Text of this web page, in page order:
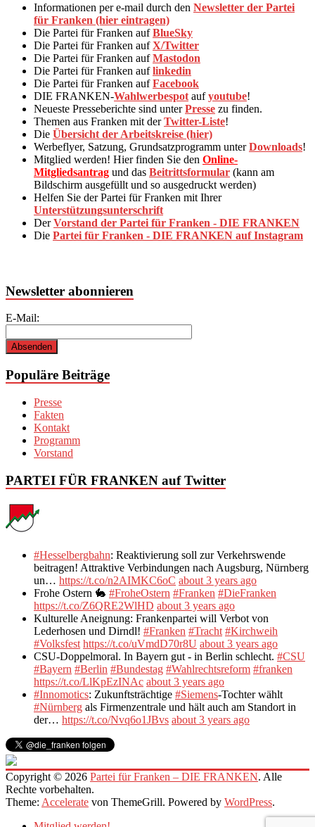
Informationen per e-mail durch den Newsletter der Partei
für Franken (hier eintragen)
Die Partei für Franken aufBlueSky
Die Partei für Franken aufX/Twitter
Die Partei für Franken aufMastodon
Die Partei für Franken auflinkedin
Die Partei für Franken aufFacebook
DIE FRANKEN-Wahlwerbespot aufyoutube!
Neueste Presseberichte sind unterPresse zu finden.
Themen aus Franken mit derTwitter-Liste!
Die Übersicht der Arbeitskreise (hier)
Werbeflyer, Satzung, Grundsatzprogramm unterDownloads!
Mitglied werden! Hier finden Sie den Online-
Mitgliedsantrag und das Beitrittsformular (kann am
Bildschirm ausgefüllt und so ausgedruckt werden)
Helfen Sie der Partei für Franken mit Ihrer
Unterstützungsunterschrift
DerVorstand der Partei für Franken - DIE FRANKEN
Die Partei für Franken - DIE FRANKEN auf Instagram
Newsletter abonnieren
E-Mail:
Populäre Beiträge
Presse
Fakten
Kontakt
Programm
Vorstand
PARTEI FÜR FRANKEN auf Twitter
#Hesselbergbahn: Reaktivierung soll zur Verkehrswende
beitragen! Attraktive Verbindungen nach Augsburg, Nürnberg
un… https://t.co/n2AIMKC6oC about 3 years ago
Frohe Ostern 🐇 #FroheOstern #Franken #DieFranken
https://t.co/Z6QRE2WlHD about 3 years ago
Kulturelle Aneignung: Frankenpartei will Verbot von
Lederhosen und Dirndl! #Franken #Tracht #Kirchweih
#Volksfest https://t.co/uVmdD70r8U about 3 years ago
CSU-Doppelmoral. In Bayern gut - in Berlin schlecht. #CSU
#Bayern #Berlin #Bundestag #Wahlrechtsreform #franken
https://t.co/LlKpEzINAc about 3 years ago
#Innomotics: Zukunftsträchtige #Siemens-Tochter wählt
#Nürnberg als Firmenzentrale und hält auch am Standort in
der… https://t.co/Nvq6o1JBvs about 3 years ago
Copyright © 2026 Partei für Franken – DIE FRANKEN. Alle
Rechte vorbehalten.
Theme: Accelerate von ThemeGrill. Powered by WordPress.